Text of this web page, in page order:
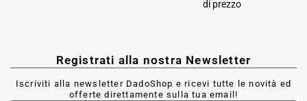
di prezzo
Registrati alla nostra Newsletter
Iscriviti alla newsletter DadoShop e ricevi tutte le novità ed
offerte direttamente sulla tua email!